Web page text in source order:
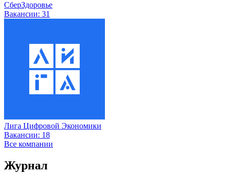
СберЗдоровье
Вакансии: 31
Лига Цифровой Экономики
Вакансии: 18
Все компании
Журнал